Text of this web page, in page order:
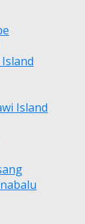
Island